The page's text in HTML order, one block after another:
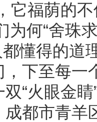
它福荫的
为何“舍珠
懂得的道
，下至每一
“火眼金
成都市青羊